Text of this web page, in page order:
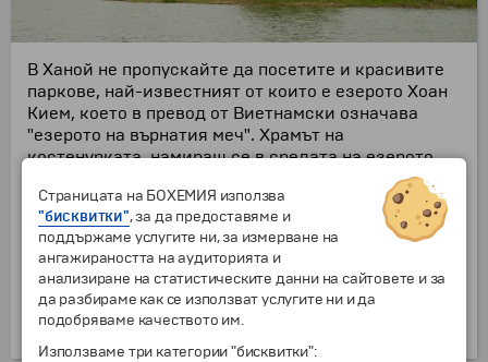
В Ханой не пропускайте да посетите и красивите
паркове, най-известният от които е езерото Хоан
Кием, което в превод от Виетнамски означава
"езерото на върнатия меч". Храмът на
костенурката, намиращ се в средата на езерото,
се е превърнал в символ на Ханой. Легендата
разказва за хилядагодишна костенурка, която
живеела в езерото и спасила живота на един цар
като му подарила вълшебен меч. А царят в знак на
благодарност, наредил да се построи храм в
средата на езерото, в който костенурката да
живее в мир. И до ден днешен достъпът до храма е
забранен за туристи.
Страницата на БОХЕМИЯ използва
"бисквитки", за да предоставяме и
поддържаме услугите ни, за измерване на
ангажираността на аудиторията и
анализиране на статистическите данни на сайтовете и за
да разбираме как се използват услугите ни и да
подобряваме качеството им.
Използваме три категории "бисквитки":